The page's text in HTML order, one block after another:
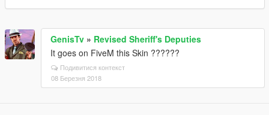
GenisTv » Revised Sheriff's Deputies
It goes on FiveM this Skin ??????
Подивитися контекст
08 Березня 2018